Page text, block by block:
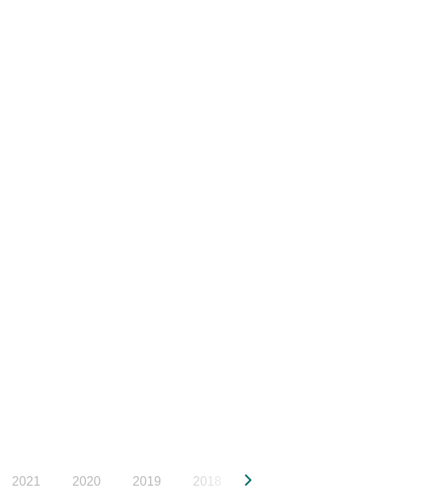
2021 2020 2019 2018